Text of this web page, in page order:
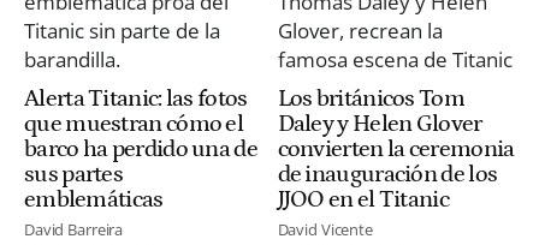
Alerta Titanic: las fotos
que muestran cómo el
barco ha perdido una de
sus partes
emblemáticas
David Barreira
Los británicos Tom
Daley y Helen Glover
convierten la ceremonia
de inauguración de los
JJOO en el Titanic
David Vicente